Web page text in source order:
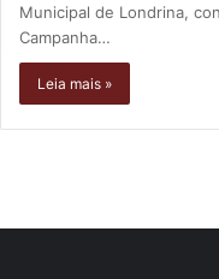
Municipal de Londrina,
Campanha…
Leia mais »